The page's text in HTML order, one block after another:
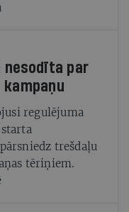
nesodīta par
regulējuma
trešdaļu
tēriņiem.